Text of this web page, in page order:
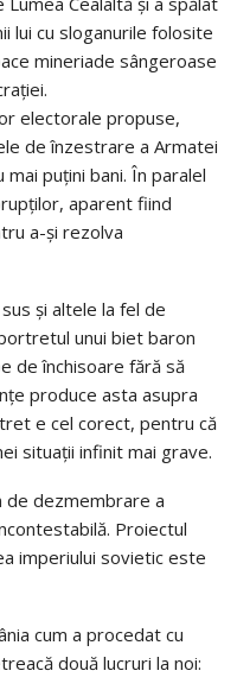
lui cu sloganurile folosite
mineriade sângeroase
electorale propuse,
de înzestrare a Armatei
puțini bani. În paralel
aparent fiind
a-și rezolva
și altele la fel de
unui biet baron
de închisoare fără să
produce asta asupra
e cel corect, pentru că
situații infinit mai grave.
de dezmembrare a
Proiectul
imperiului sovietic este
cum a procedat cu
două lucruri la noi: